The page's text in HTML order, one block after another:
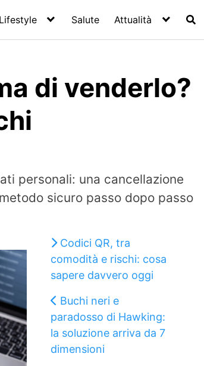
Lifestyle Salute Attualità
di venderlo?
personali: una cancellazione
sicuro passo dopo passo
Codici QR, tra
comodità e rischi: cosa
sapere davvero oggi
Buchi neri e
paradosso di Hawking:
la soluzione arriva da 7
dimensioni